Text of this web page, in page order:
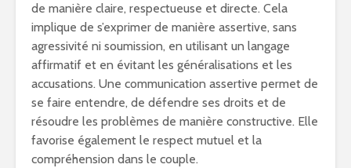
de manière claire, respectueuse et directe. Cela
implique de s’exprimer de manière assertive, sans
agressivité ni soumission, en utilisant un langage
affirmatif et en évitant les généralisations et les
accusations. Une communication assertive permet de
se faire entendre, de défendre ses droits et de
résoudre les problèmes de manière constructive. Elle
favorise également le respect mutuel et la
compréhension dans le couple.